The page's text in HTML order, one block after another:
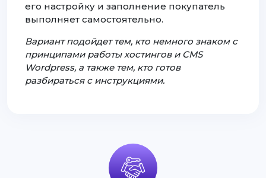
его настройку и заполнение покупатель
выполняет самостоятельно.
Вариант подойдет тем, кто немного знаком с
принципами работы хостингов и CMS
Wordpress, а также тем, кто готов
разбираться с инструкциями.